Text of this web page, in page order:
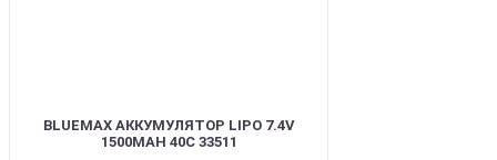
BLUEMAX АККУМУЛЯТОР LIPO 7.4V
1500MAH 40C 33511